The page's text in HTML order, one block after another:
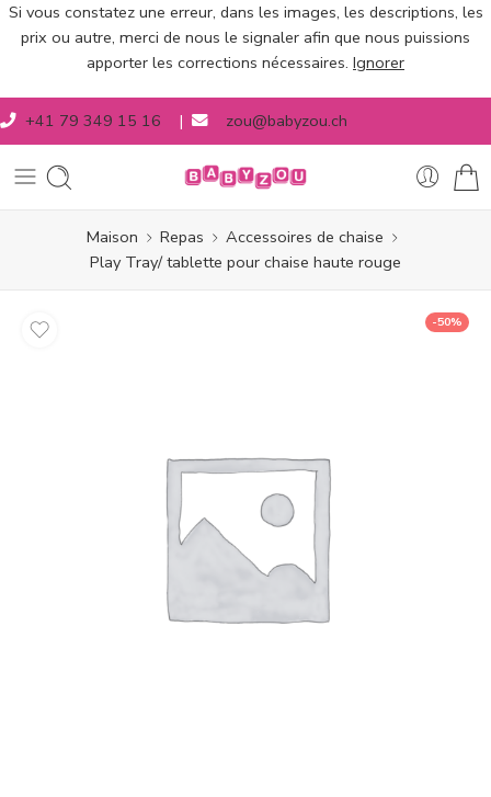
Si vous constatez une erreur, dans les images, les descriptions, les
prix ou autre, merci de nous le signaler afin que nous puissions
apporter les corrections nécessaires. Ignorer
+41 79 349 15 16 | zou@babyzou.ch
Maison Repas
Accessoires de chaise
Play Tray/ tablette pour chaise haute rouge
-50%